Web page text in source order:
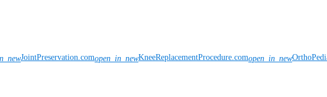
JointPreservation.comopen_in_newKneeReplacementProcedure.comopen_in_new